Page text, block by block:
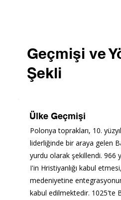
Geçmişi ve
Şekli
Ülke Geçmişi
Polonya toprakları, 10.
liderliğinde bir araya gelen
yurdu olarak şekillendi. 966
I'in Hristiyanlığı kabul
medeniyetine
kabul edilmektedir. 1025'te